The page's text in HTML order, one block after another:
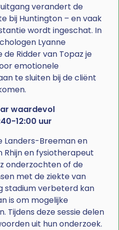
verandert de
bij Huntington – en vaak
wordt ingeschat. In
Lyanne
Ridder van Topaz je
emotionele
te sluiten bij de cliënt
waardevol
12:00 uur
Landers-Breeman en
Rhijn en fysiotherapeut
onderzochten of de
met de ziekte van
stadium verbeterd kan
is om mogelijke
Tijdens deze sessie delen
uit hun onderzoek.